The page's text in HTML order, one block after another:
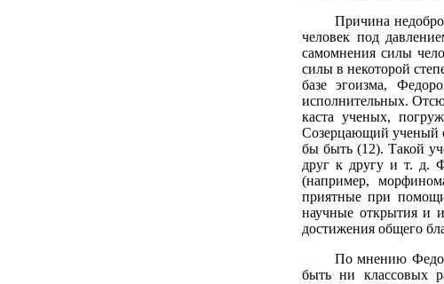
Причина
человек под
самомнения силы
силы в некоторой
базе эгоизма,
исполнительных.
каста ученых,
Созерцающий ученый
бы быть (12). Такой
друг к другу и т. д.
(например,
приятные при
научные открытия и
достижения общего
По мнению
быть ни классовых